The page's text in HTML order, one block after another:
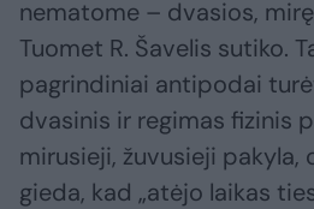
nematome – dvasios,
Tuomet R. Šavelis sutiko.
pagrindiniai antipodai
dvasinis ir regimas fizinis
mirusieji, žuvusieji pakyla,
gieda, kad „atėjo laikas